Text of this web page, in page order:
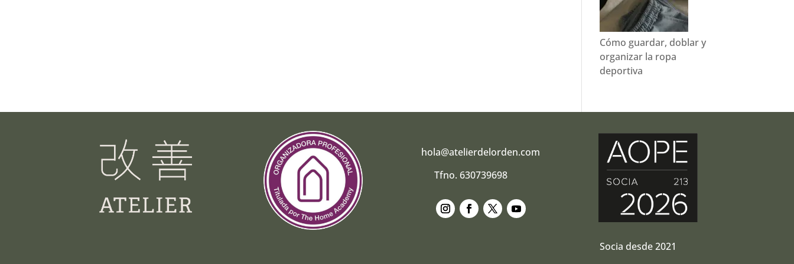
Cómo guardar, doblar y
organizar la ropa
deportiva
hola@atelierdelorden.com
Tfno. 630739698
Socia desde 2021